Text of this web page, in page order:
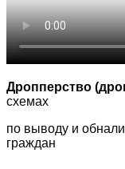
Дропперство
схемах
по выводу и
граждан